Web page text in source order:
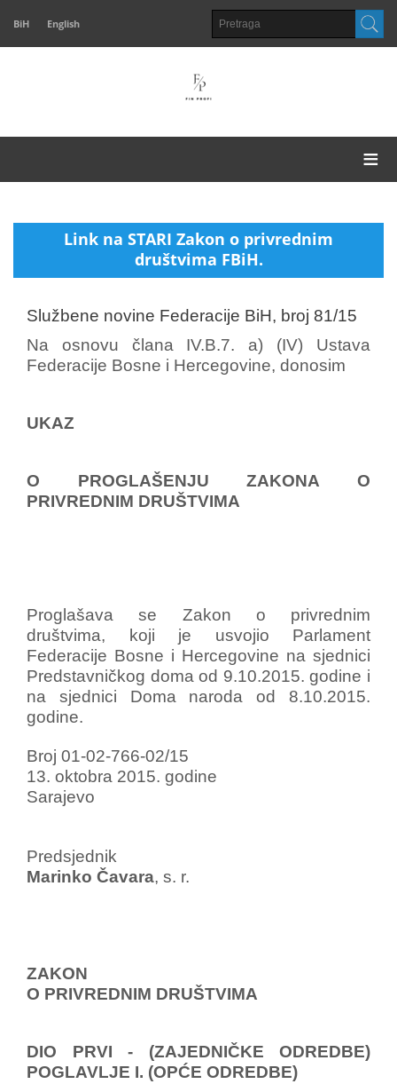
BiH English
≡
Link na STARI Zakon o privrednim
društvima FBiH.
Službene novine Federacije BiH, broj 81/15
Na osnovu člana IV.B.7. a) (IV) Ustava
Federacije Bosne i Hercegovine, donosim
UKAZ
O PROGLAŠENJU ZAKONA O
PRIVREDNIM DRUŠTVIMA
Proglašava se Zakon o privrednim
društvima, koji je usvojio Parlament
Federacije Bosne i Hercegovine na sjednici
Predstavničkog doma od 9.10.2015. godine i
na sjednici Doma naroda od 8.10.2015.
godine.
Broj 01-02-766-02/15
13. oktobra 2015. godine
Sarajevo
Predsjednik
Marinko Čavara, s. r.
ZAKON
O PRIVREDNIM DRUŠTVIMA
DIO PRVI - (ZAJEDNIČKE ODREDBE)
POGLAVLJE I. (OPĆE ODREDBE)